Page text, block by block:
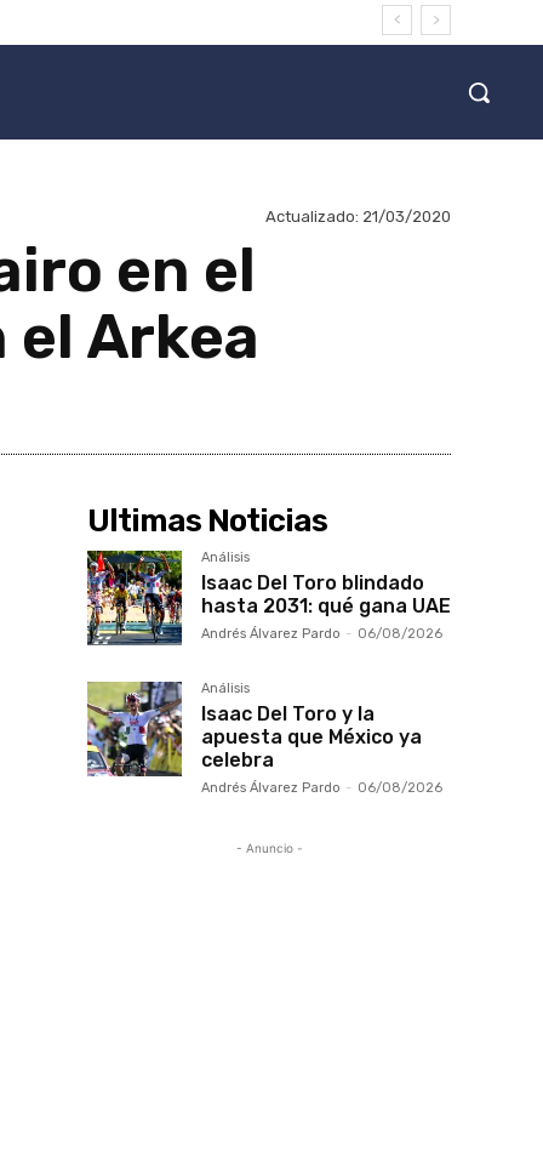
Actualizado: 21/03/2020
en el
Arkea
Ultimas Noticias
Análisis
Isaac Del Toro blindado
hasta 2031: qué gana UAE
Andrés Álvarez Pardo - 06/08/2026
Análisis
Isaac Del Toro y la
apuesta que México ya
celebra
Andrés Álvarez Pardo - 06/08/2026
- Anuncio -